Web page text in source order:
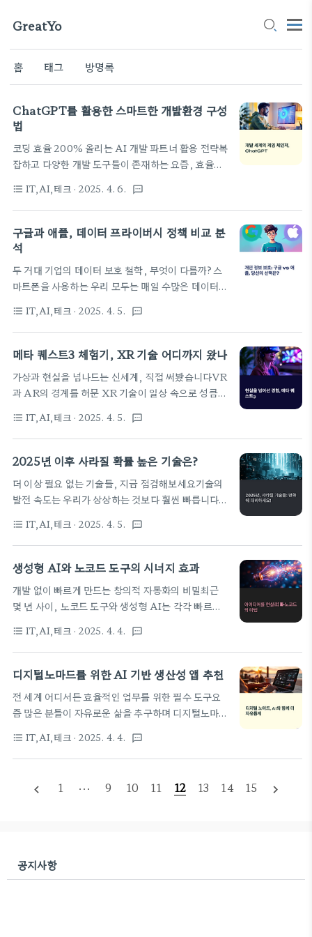
GreatYo
홈 태그 방명록
ChatGPT를 활용한 스마트한 개발환경 구성
법
코딩 효율 200% 올리는 AI 개발 파트너 활용 전략복
잡하고 다양한 개발 도구들이 존재하는 요즘, 효율적
산성과 직결되는 핵심 요소입니다. 이 가운데
ChatGPT는 AI 기반의 코드 어시스턴트로서 빠르
게 주목받고 있습니다. 반복되는 코드 작성, 디버깅,
문서 정리까지 이제는 단순 작업이 아닌 AI와의 협업
개발자들이 ChatGPT를 도입하며 개발 속도와 집중
도, 업무 정확도를 동시에 향상시키고 있습니다. 이번
글에서는 ChatGPT를 활용해 스마트하게 개발환경
하고 싶은 분들에게 효율과 혁신을 동시에..
format_list_bulleted IT,AI,테크 · 2025. 4. 6. textsms
구글과 애플, 데이터 프라이버시 정책 비교 분
석
두 거대 기업의 데이터 보호 철학, 무엇이 다를까?스
마트폰을 사용하는 우리 모두는 매일 수많은 데이터를
디에 저장되며, 어떻게 활용되는지는 우리의 사생활
과 직결되는 중요한 문제입니다. 이 가운데 IT 업계를
이끄는 대표 기업인 구글과 애플은 각기 다른 철학과
습니다. 구글은 데이터 활용 중심, 애플은 사용자 보호
중심이라는 큰 흐름 속에서 사용자 신뢰를 얻기 위한
다양한 전략을 펼치고 있습니다. 이번 글에서는 두 기
들을 비교 분석하며 사용자로서 어떤 점을 고려해야
할지를 명확히 짚어드리겠습니다. 데이터가 곧..
format_list_bulleted IT,AI,테크 · 2025. 4. 5. textsms
메타 퀘스트3 체험기, XR 기술 어디까지 왔나
가상과 현실을 넘나드는 신세계, 직접 써봤습니다VR
과 AR의 경계를 허문 XR 기술이 일상 속으로 성큼
트3가 있습니다. 이번 체험기를 통해 실제 사용감과
함께 XR 기술이 현재 어떤 수준까지 발전했는지 확인
해볼 수 있었습니다. 단순한 가상 체험이 아닌, 현실과
였습니다. 특히 교육, 게임, 콘텐츠 제작 등 다양한 분
야에서 실용 가능성이 점차 현실화되고 있다는 점에서
앞으로 XR이 가져올 변화는 상당할 것으로 기대됩니
직접적인 체험을 바탕으로 상세히 정리해보았습니다.
기술의 진화를 직접 느끼고 싶은 분들..
format_list_bulleted IT,AI,테크 · 2025. 4. 5. textsms
2025년 이후 사라질 확률 높은 기술은?
더 이상 필요 없는 기술들, 지금 점검해보세요기술의
발전 속도는 우리가 상상하는 것보다 훨씬 빠릅니다.
구시대 유물로 취급되고 있습니다. 이는 단지 기업 차
원의 문제가 아니라, 개인의 생존과도 직결되는 문제
입니다. 우리는 어떤 기술이 사라질 것인지 정확히 예
는 2025년 이후 사라질 가능성이 높은 기술들을 구체
적으로 정리해보며, 왜 그런 예측이 나오는지 실제 시
장 흐름과 전문가 의견을 토대로 분석해보겠습니다.
를 바랍니다. 변화에 민감하게 반응하고, 시대 흐름을
읽을 줄 아는 사람만이 미래에도 살아남..
format_list_bulleted IT,AI,테크 · 2025. 4. 5. textsms
생성형 AI와 노코드 도구의 시너지 효과
개발 없이 빠르게 만드는 창의적 자동화의 비밀최근
몇 년 사이, 노코드 도구와 생성형 AI는 각각 빠르게
개발 지식이 없더라도 누구나 쉽게 디지털 서비스를
구축할 수 있게 되었고, 여기에 생성형 AI가 더해지면
서 그 가능성은 무궁무진하게 확장되고 있습니다. 단
작, 마케팅, 고객 응대까지 인간의 개입 없이도 일정
수준의 완성도를 보여주는 시스템이 현실로 다가오고
있습니다. 이 글에서는 생성형 AI와 노코드 도구가 만
는지 자세히 소개해드리겠습니다.생성형 AI텍스트,
format_list_bulleted IT,AI,테크 · 2025. 4. 4. textsms
디지털노마드를 위한 AI 기반 생산성 앱 추천
전 세계 어디서든 효율적인 업무를 위한 필수 도구요
즘 많은 분들이 자유로운 삶을 추구하며 디지털노마드
터넷만 있으면 세계 어디에서나 일할 수 있는 환경이
열리면서, 효율적인 업무 방식과 함께 시간 관리가 무
여행하며 일하는 디지털노마드에게는 생산성을 극대
이번 글에서는 실제로 디지털노마드들이 많이 사용하
는 AI 생산성 앱들을 중심으로 추천드리며, 어떤 상황
format_list_bulleted IT,AI,테크 · 2025. 4. 4. textsms
navigate_before 1 ··· 9 10 11 12 13 14 15 navigate_next
공지사항